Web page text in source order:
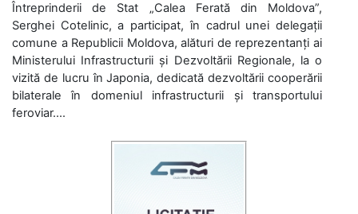
Întreprinderii de Stat „Calea Ferată din Moldova”,
Serghei Cotelinic, a participat, în cadrul unei delegații
comune a Republicii Moldova, alături de reprezentanți ai
Ministerului Infrastructurii și Dezvoltării Regionale, la o
vizită de lucru în Japonia, dedicată dezvoltării cooperării
bilaterale în domeniul infrastructurii și transportului
feroviar....